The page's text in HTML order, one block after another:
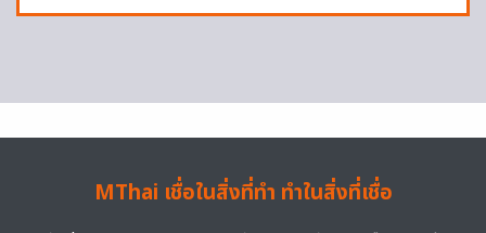
MThai เชื่อในสิ่งที่ทำ ทำในสิ่งที่เชื่อ